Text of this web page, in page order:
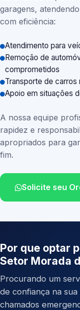
garagens,
com eficiência:
Atendimento para
Remoção de
comprometidos
Transporte de
Apoio em situações
A nossa equipe
rapidez e
apropriados para
fim.
Solicite seu
Por que optar
Setor Morada
Procurando um
de confiança na
chamados